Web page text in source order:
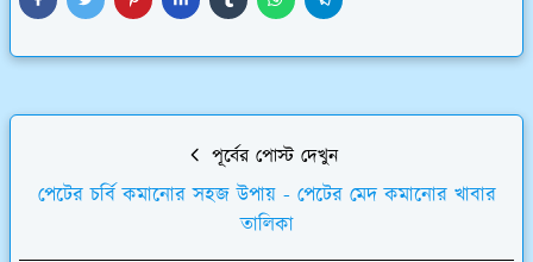
পূর্বের পোস্ট দেখুন
পেটের চর্বি কমানোর সহজ উপায় - পেটের মেদ কমানোর খাবার
তালিকা